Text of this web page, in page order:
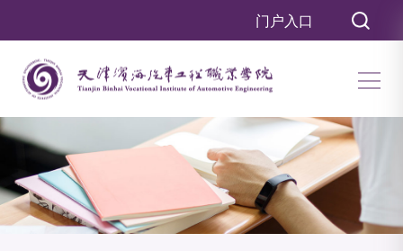
门户入口